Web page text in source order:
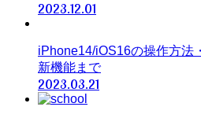
2023.12.01
iPhone14/iOS16の操作方法
新機能まで
2023.03.21